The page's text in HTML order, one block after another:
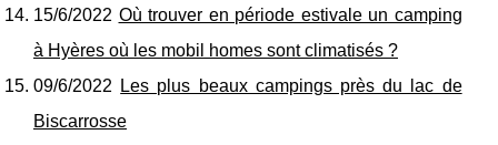
15/6/2022 Où trouver en période estivale un camping
à Hyères où les mobil homes sont climatisés ?
09/6/2022
Les plus beaux campings près du lac de
Biscarrosse